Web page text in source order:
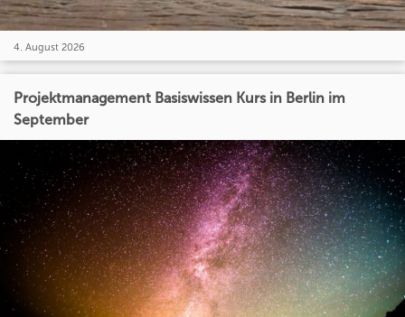
4. August 2026
Projektmanagement Basiswissen Kurs in Berlin im
September